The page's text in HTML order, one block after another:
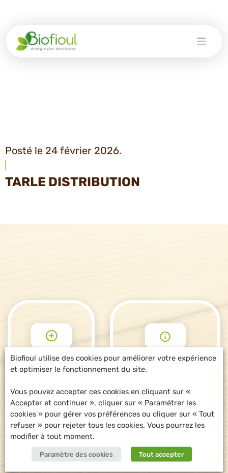
Posté le 24 février 2026.
TARLE DISTRIBUTION
POUR ALLER
PLUS LOIN
DEMANDE
D'INFORMATIONS
Biofioul utilise des cookies pour améliorer votre expérience
et optimiser le fonctionnement du site.
Vous pouvez accepter ces cookies en cliquant sur «
Accepter et continuer », cliquer sur « Paramétrer les
cookies » pour gérer vos préférences ou cliquer sur « Tout
refuser » pour rejeter tous les cookies. Vous pourrez les
modifier à tout moment.
Paramètre des cookies Tout accepter